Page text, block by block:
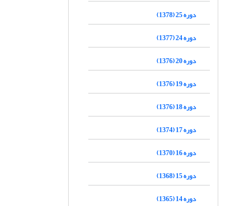
دوره 25 (1378)
دوره 24 (1377)
دوره 20 (1376)
دوره 19 (1376)
دوره 18 (1376)
دوره 17 (1374)
دوره 16 (1370)
دوره 15 (1368)
دوره 14 (1365)